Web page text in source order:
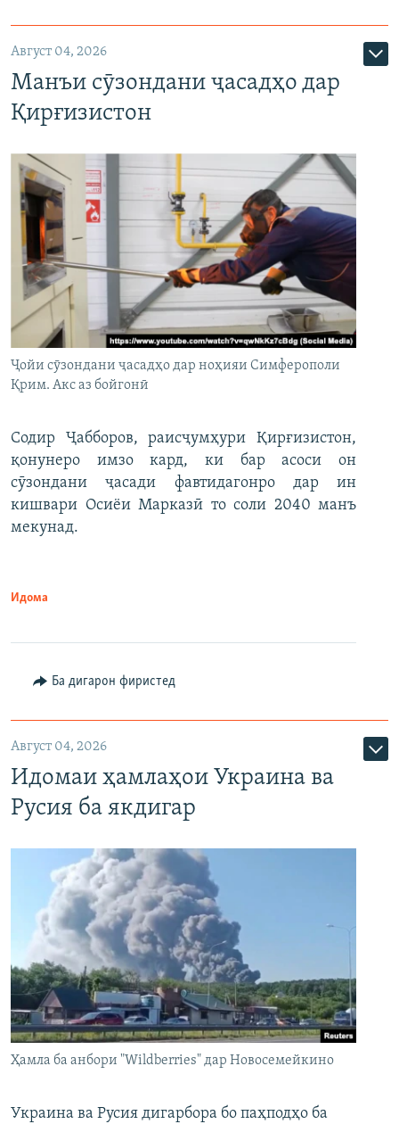
Август 04, 2026
Манъи сӯзондани ҷасадҳо дар
Қирғизистон
Ҷойи сӯзондани ҷасадҳо дар ноҳияи Симферополи
Қрим. Акс аз бойгонӣ
Содир Ҷабборов, раисҷумҳури Қирғизистон,
қонунеро имзо кард, ки бар асоси он
сӯзондани ҷасади фавтидагонро дар ин
кишвари Осиёи Марказӣ то соли 2040 манъ
мекунад.
Идома
Ба дигарон фиристед
Август 04, 2026
Идомаи ҳамлаҳои Украина ва
Русия ба якдигар
Ҳамла ба анбори "Wildberries" дар Новосемейкино
Украина ва Русия дигарбора бо паҳподҳо ба